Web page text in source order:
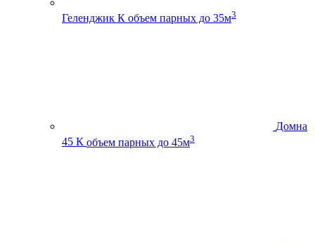
Геленджик К объем парных до 35м3
Домна
45 К объем парных до 45м3